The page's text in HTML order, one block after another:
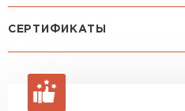
Машина до 1,5 тн до 18 м3
макс. длина груза 6 м
Посмотреть все отзывы
ОСТАВИТЬ ОТЗЫВ
Зайцев
Александр
СЕРТИФИКАТЫ